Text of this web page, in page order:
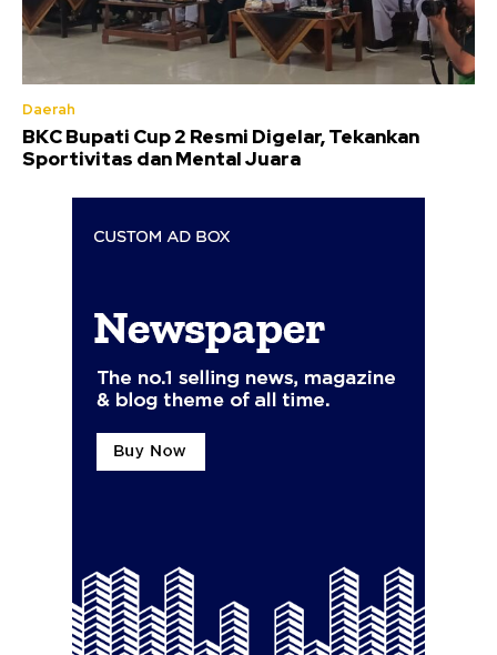
Daerah
BKC Bupati Cup 2 Resmi Digelar, Tekankan
Sportivitas dan Mental Juara